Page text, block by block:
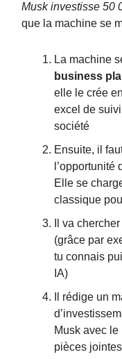
Musk investisse 50
que la machine se
La machine
business
elle le crée
excel de
société
Ensuite, il
l’opportunité
Elle se
classique
Il va
(grâce par
tu connais
IA)
Il rédige un
Musk avec
pièces jointes